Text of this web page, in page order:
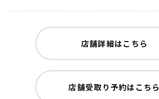
店舗詳細はこちら
店舗受取り予約はこちら